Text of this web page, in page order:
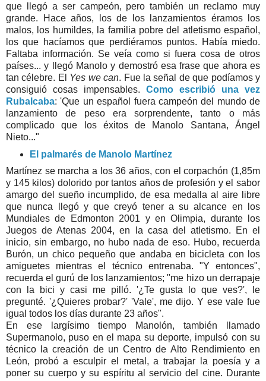
que llegó a ser campeón, pero también un reclamo muy
grande. Hace años, los de los lanzamientos éramos los
malos, los humildes, la familia pobre del atletismo español,
los que hacíamos que perdiéramos puntos. Había miedo.
Faltaba información. Se veía como si fuera cosa de otros
países... y llegó Manolo y demostró esa frase que ahora es
tan célebre. El Yes we can. Fue la señal de que podíamos y
consiguió cosas impensables. Como escribió una vez
Rubalcaba: 'Que un español fuera campeón del mundo de
lanzamiento de peso era sorprendente, tanto o más
complicado que los éxitos de Manolo Santana, Ángel
Nieto..."
El palmarés de Manolo Martínez
Martínez se marcha a los 36 años, con el corpachón (1,85m
y 145 kilos) dolorido por tantos años de profesión y el sabor
amargo del sueño incumplido, de esa medalla al aire libre
que nunca llegó y que creyó tener a su alcance en los
Mundiales de Edmonton 2001 y en Olimpia, durante los
Juegos de Atenas 2004, en la casa del atletismo. En el
inicio, sin embargo, no hubo nada de eso. Hubo, recuerda
Burón, un chico pequeño que andaba en bicicleta con los
amiguetes mientras el técnico entrenaba. "Y entonces",
recuerda el gurú de los lanzamientos; "me hizo un derrapaje
con la bici y casi me pilló. '¿Te gusta lo que ves?', le
pregunté. '¿Quieres probar?' 'Vale', me dijo. Y ese vale fue
igual todos los días durante 23 años".
En ese largísimo tiempo Manolón, también llamado
Supermanolo, puso en el mapa su deporte, impulsó con su
técnico la creación de un Centro de Alto Rendimiento en
León, probó a esculpir el metal, a trabajar la poesía y a
poner su cuerpo y su espíritu al servicio del cine. Durante